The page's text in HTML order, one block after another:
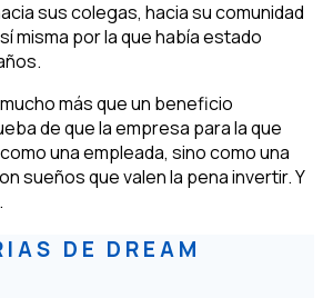
sus colegas, hacia su comunidad
misma por la que había estado
más que un beneficio
de que la empresa para la que
una empleada, sino como una
sueños que valen la pena invertir. Y
DE DREAM